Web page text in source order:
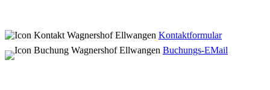
Kontaktformular
Buchungs-EMail